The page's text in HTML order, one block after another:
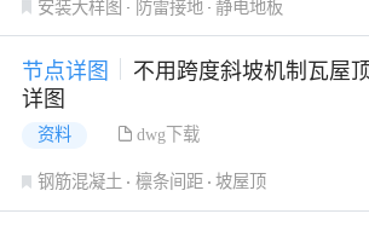
安装大样图 防雷接地 静电地板
节点详图
不用跨度斜坡机制瓦屋
详图
资料 dwg下载
钢筋混凝土 檩条间距 坡屋顶